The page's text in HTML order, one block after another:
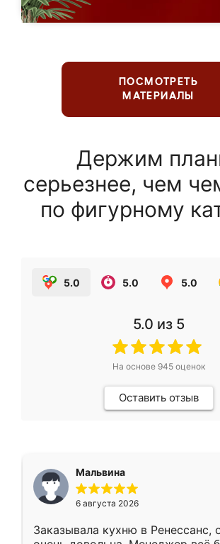
ПОСМОТРЕТЬ
МАТЕРИАЛЫ
Держим
серьезнее, чем
по фигурному
5.0 5.0 5.0
5.0 из 5
На основе 945оценок
Оставить отзыв
Мальвина
6 августа 2026
Заказывала кухню в Ренессанс,